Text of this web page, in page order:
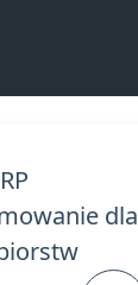
dla